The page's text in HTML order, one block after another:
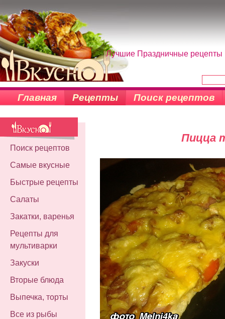
Лучшие Праздничные рецепты
Главная Рецепты Поиск рецептов
Поиск рецептов
Самые вкусные
Быстрые рецепты
Салаты
Закатки, варенья
Рецепты для
мультиварки
Закуски
Вторые блюда
Выпечка, торты
Все из рыбы
Пицца